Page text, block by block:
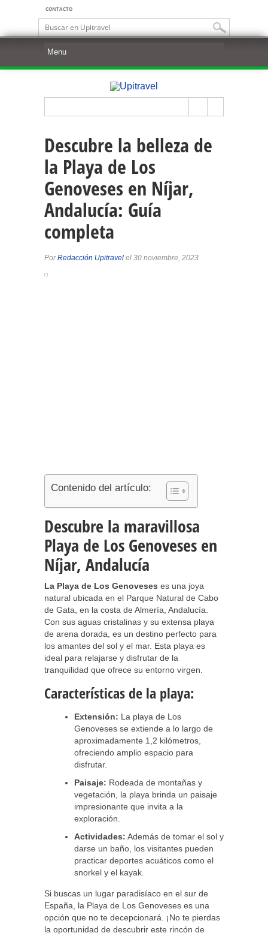
CONTACTO
Descubre la belleza de
la Playa de Los
Genoveses en Níjar,
Andalucía: Guía
completa
PorRedacción Upitravel el 30 noviembre, 2023
Contenido del artículo:
Descubre la maravillosa
Playa de Los Genoveses en
Níjar, Andalucía
La Playa de Los Genoveses es una joya
natural ubicada en el Parque Natural de Cabo
de Gata, en la costa de Almería, Andalucía.
Con sus aguas cristalinas y su extensa playa
de arena dorada, es un destino perfecto para
los amantes del sol y el mar. Esta playa es
ideal para relajarse y disfrutar de la
tranquilidad que ofrece su entorno virgen.
Características de la playa:
Extensión: La playa de Los
Genoveses se extiende a lo largo de
aproximadamente 1,2 kilómetros,
ofreciendo amplio espacio para
disfrutar.
Paisaje: Rodeada de montañas y
vegetación, la playa brinda un paisaje
impresionante que invita a la
exploración.
Actividades: Además de tomar el sol y
darse un baño, los visitantes pueden
practicar deportes acuáticos como el
snorkel y el kayak.
Si buscas un lugar paradisíaco en el sur de
España, la Playa de Los Genoveses es una
opción que no te decepcionará. ¡No te pierdas
la oportunidad de descubrir este rincón de